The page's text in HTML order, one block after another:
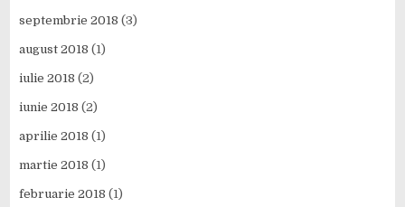
septembrie 2018 (3)
august 2018 (1)
iulie 2018 (2)
iunie 2018 (2)
aprilie 2018 (1)
martie 2018 (1)
februarie 2018 (1)